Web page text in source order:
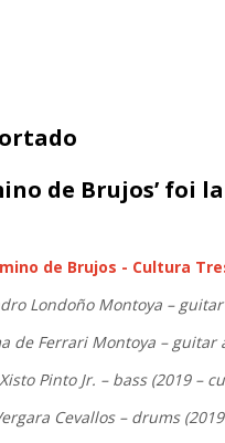
de Brujos’ foi
de Brujos - Cultura
Londoño Montoya –
de Ferrari Montoya – guitar
Pinto Jr. – bass (2019 –
Cevallos – drums